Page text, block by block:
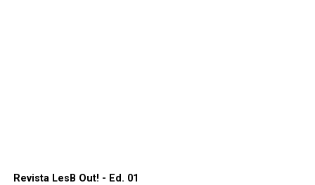
Revista LesB Out! - Ed. 01